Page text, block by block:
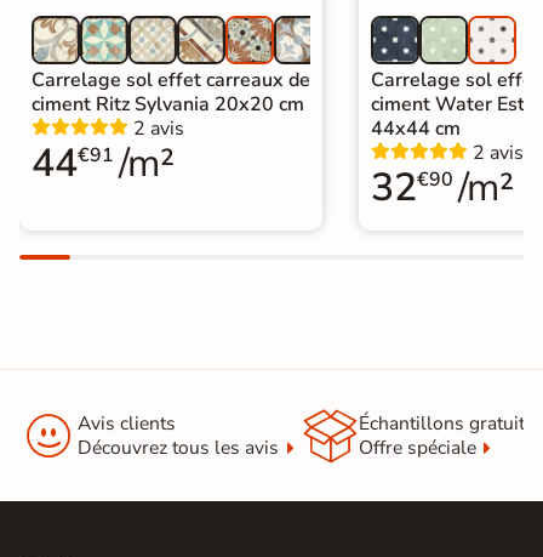
Carrelage sol effet carreaux de
ciment Ritz Sylvania 20x20 cm
2 avis
44€91 /m²
Carrelage sol
ciment Water
44x44 cm
2 avis
32€90 /m²
 Avis clients
Découvrez tous les avis
Échantillons gratuit
Offre spéciale